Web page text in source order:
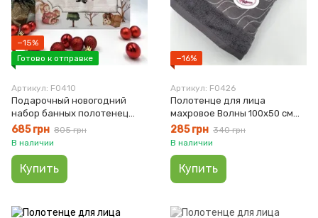
−15%
Готово к отправке
Артикул: F0410
Подарочный новогодний
набор банных полотенец
Подарки махра
685 грн 805 грн
В наличии
Купить
−16%
Артикул: F0426
Полотенце для лица
махровое Волны 100х50 см
темно-серый
285 грн 340 грн
В наличии
Купить